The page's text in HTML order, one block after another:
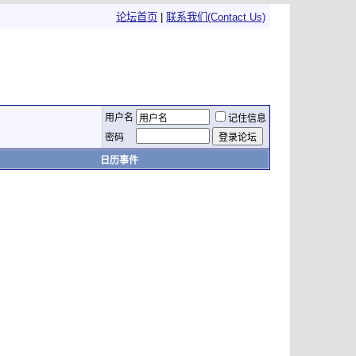
论坛首页 联系我们(Contact Us)
用户名
记住信息
密码
日历事件